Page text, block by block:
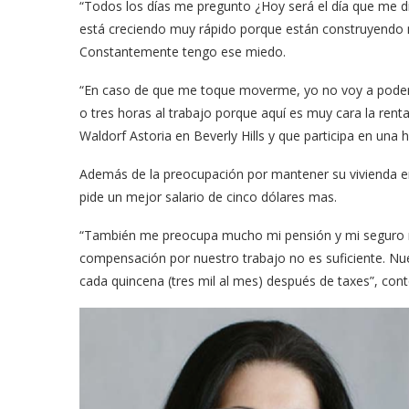
“Todos los días me pregunto ¿Hoy será el día que me
está creciendo muy rápido porque están
Constantemente tengo ese miedo.
“En caso de que me toque moverme, yo no voy a
o tres horas al trabajo porque aquí es muy cara la
Waldorf Astoria en Beverly Hills y que participa en una
Además de la preocupación por mantener su vivienda
pide un mejor salario de cinco dólares mas.
“También me preocupa mucho mi pensión y mi
compensación por nuestro trabajo no es suficiente.
cada quincena (tres mil al mes) después de taxes”,